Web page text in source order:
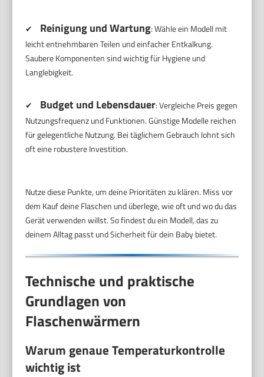
✔ Reinigung und Wartung: Wähle ein Modell mit
leicht entnehmbaren Teilen und einfacher Entkalkung.
Saubere Komponenten sind wichtig für Hygiene und
Langlebigkeit.
✔ Budget und Lebensdauer: Vergleiche Preis gegen
Nutzungsfrequenz und Funktionen. Günstige Modelle reichen
für gelegentliche Nutzung. Bei täglichem Gebrauch lohnt sich
oft eine robustere Investition.
Nutze diese Punkte, um deine Prioritäten zu klären. Miss vor
dem Kauf deine Flaschen und überlege, wie oft und wo du das
Gerät verwenden willst. So findest du ein Modell, das zu
deinem Alltag passt und Sicherheit für dein Baby bietet.
Technische und praktische
Grundlagen von
Flaschenwärmern
Warum genaue Temperaturkontrolle
wichtig ist